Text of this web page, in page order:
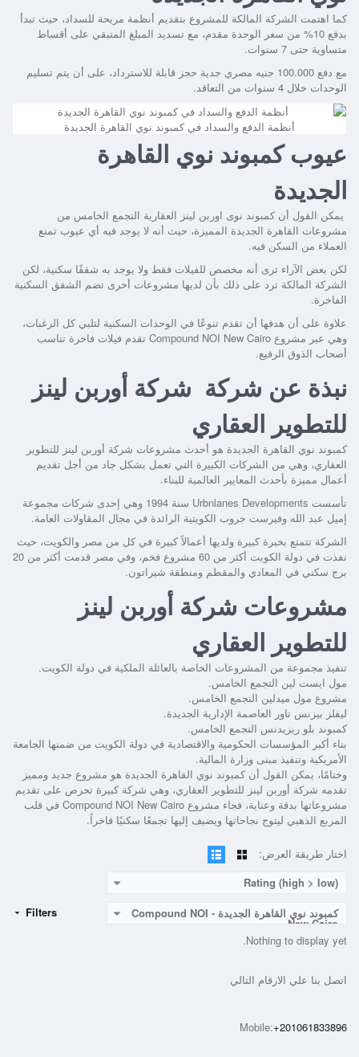
كما اهتمت الشركة المالكة للمشروع بتقديم أنظمة مريحة للسداد، حيث تبدأ
بدفع 10% من سعر الوحدة مقدم، مع تسديد المبلغ المتبقي على أقساط
متساوية حتى 7 سنوات.
مع دفع 100.000 جنيه مصري جدية حجز قابلة للاسترداد، على أن يتم تسليم
الوحدات خلال 4 سنوات من التعاقد.
أنظمة الدفع والسداد في كمبوند نوي القاهرة الجديدة
عيوب كمبوند نوي القاهرة
الجديدة
يمكن القول أن كمبوند نوى اوربن لينز العقارية التجمع الخامس من
مشروعات القاهرة الجديدة المميزة، حيث أنه لا يوجد فيه أي عيوب تمنع
العملاء من السكن فيه.
لكن بعض الآراء ترى أنه مخصص للفيلات فقط ولا يوجد به شققًا سكنية، لكن
الشركة المالكة ترد على ذلك بأن لديها مشروعات أخرى تضم الشقق السكنية
الفاخرة.
علاوة على أن هدفها أن تقدم تنوعًا في الوحدات السكنية لتلبي كل الرغبات،
وهي عبر مشروع Compound NOI New Cairo تقدم فيلات فاخرة تناسب
أصحاب الذوق الرفيع.
نبذة عن شركة شركة أوربن لينز
للتطوير العقاري
كمبوند نوي القاهرة الجديدة هو أحدث مشروعات شركة أوربن لينز للتطوير
العقاري، وهي من الشركات الكبيرة التي تعمل بشكل جاد من أجل تقديم
أعمال مميزة بأحدث المعايير العالمية للبناء.
تأسست Urbnlanes Developments سنة 1994 وهي إحدى شركات مجموعة
إميل عبد الله وفيرست جروب الكويتية الرائدة في مجال المقاولات العامة.
الشركة تتمتع بخبرة كبيرة ولديها أعمالاً كبيرة في كل من مصر والكويت، حيث
نفذت في دولة الكويت أكثر من 60 مشروع فخم، وفي مصر قدمت أكثر من 20
برج سكني في المعادي والمقطم ومنطقة شيراتون.
مشروعات شركة أوربن لينز
للتطوير العقاري
تنفيذ مجموعة من المشروعات الخاصة بالعائلة الملكية في دولة الكويت.
مول ايست لين التجمع الخامس.
مشروع مول ميدلين التجمع الخامس.
ليفلز بيزنس تاور العاصمة الإدارية الجديدة.
كمبوند بلو ريزيدنس التجمع الخامس.
بناء أكبر المؤسسات الحكومية والاقتصادية في دولة الكويت من ضمنها الجامعة
الأمريكية وتنفيذ مبنى وزارة المالية.
وختامًا، يمكن القول أن كمبوند نوي القاهرة الجديدة هو مشروع جديد ومميز
تقدمه شركة أوربن لينز للتطوير العقاري، وهي شركة كبيرة تحرص على تقديم
مشروعاتها بدقة وعناية، فجاء مشروع Compound NOI New Cairo في قلب
المربع الذهبي ليتوج نجاحاتها ويضيف إليها تجمعًا سكنيًا فاخراً.
اختار طريقة العرض:
Rating (high > low)
كمبوند نوي القاهرة الجديدة - Compound NOI
New Cairo
Filters
Nothing to display yet.
اتصل بنا علي الارقام التالي
Mobile:+201061833896